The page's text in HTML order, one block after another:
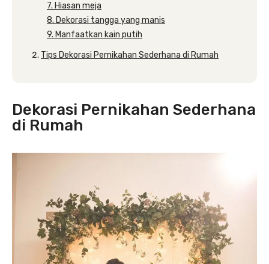
7. Hiasan meja
8. Dekorasi tangga yang manis
9. Manfaatkan kain putih
Tips Dekorasi Pernikahan Sederhana di Rumah
Dekorasi Pernikahan Sederhana
di Rumah